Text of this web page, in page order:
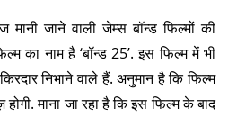
जाने वाली जेम्स बॉन्ड फिल्मों की
का नाम है ‘बॉन्ड 25’. इस फिल्म में भी
निभाने वाले हैं. अनुमान है कि फिल्म
माना जा रहा है कि इस फिल्म के बाद